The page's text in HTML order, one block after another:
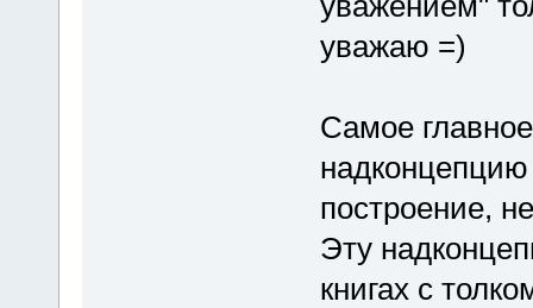
уважаю =)
Самое
надконцепцию
построение,
Эту
книгах с